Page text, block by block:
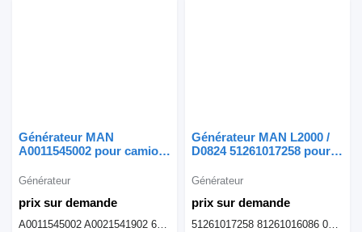
Générateur MAN
A0011545002 pour camion
950 , 952
prix sur demande
Générateur
A0011545002 A0021541902 636302990 519510010010 7.421.336.000 410674 0110.808.18 A4761507950...
Générateur MAN L2000 /
D0824 51261017258 pour
prix sur demande
Générateur
51261017258 81261016086 0120689575Y 10457917 1354776 3033180 5003320144 629003203 0110.808.19